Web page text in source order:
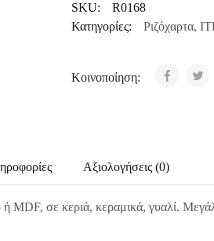
SKU:
R0168
Κατηγορίες:
Ριζόχαρτα,
Κοινοποίηση:
Αξιολογήσεις (0)
MDF, σε κεριά, κεραμικά, γυαλί.